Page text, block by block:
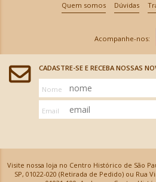
Quem somos Dúvidas
CADASTRE-SE E RECEBA NOSSAS
Nome
Email
Visite nossa loja no Centro Histórico de São
SP, 01022-020 (Retirada de Pedido) ou Rua